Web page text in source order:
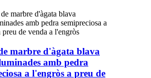
marbre d'àgata blava
amb pedra
a l'engròs a preu de